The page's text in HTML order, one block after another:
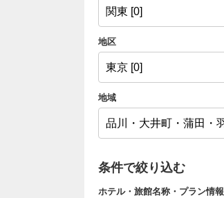
地区
地域
条件で絞り込む
ホテル・旅館名称・プラン情報